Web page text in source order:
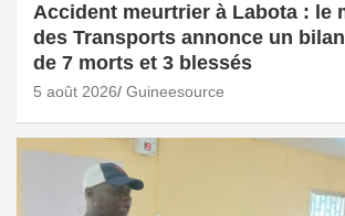
Accident meurtrier à Labota : le
des Transports annonce un
de 7 morts et 3 blessés
5 août 2026 Guineesource